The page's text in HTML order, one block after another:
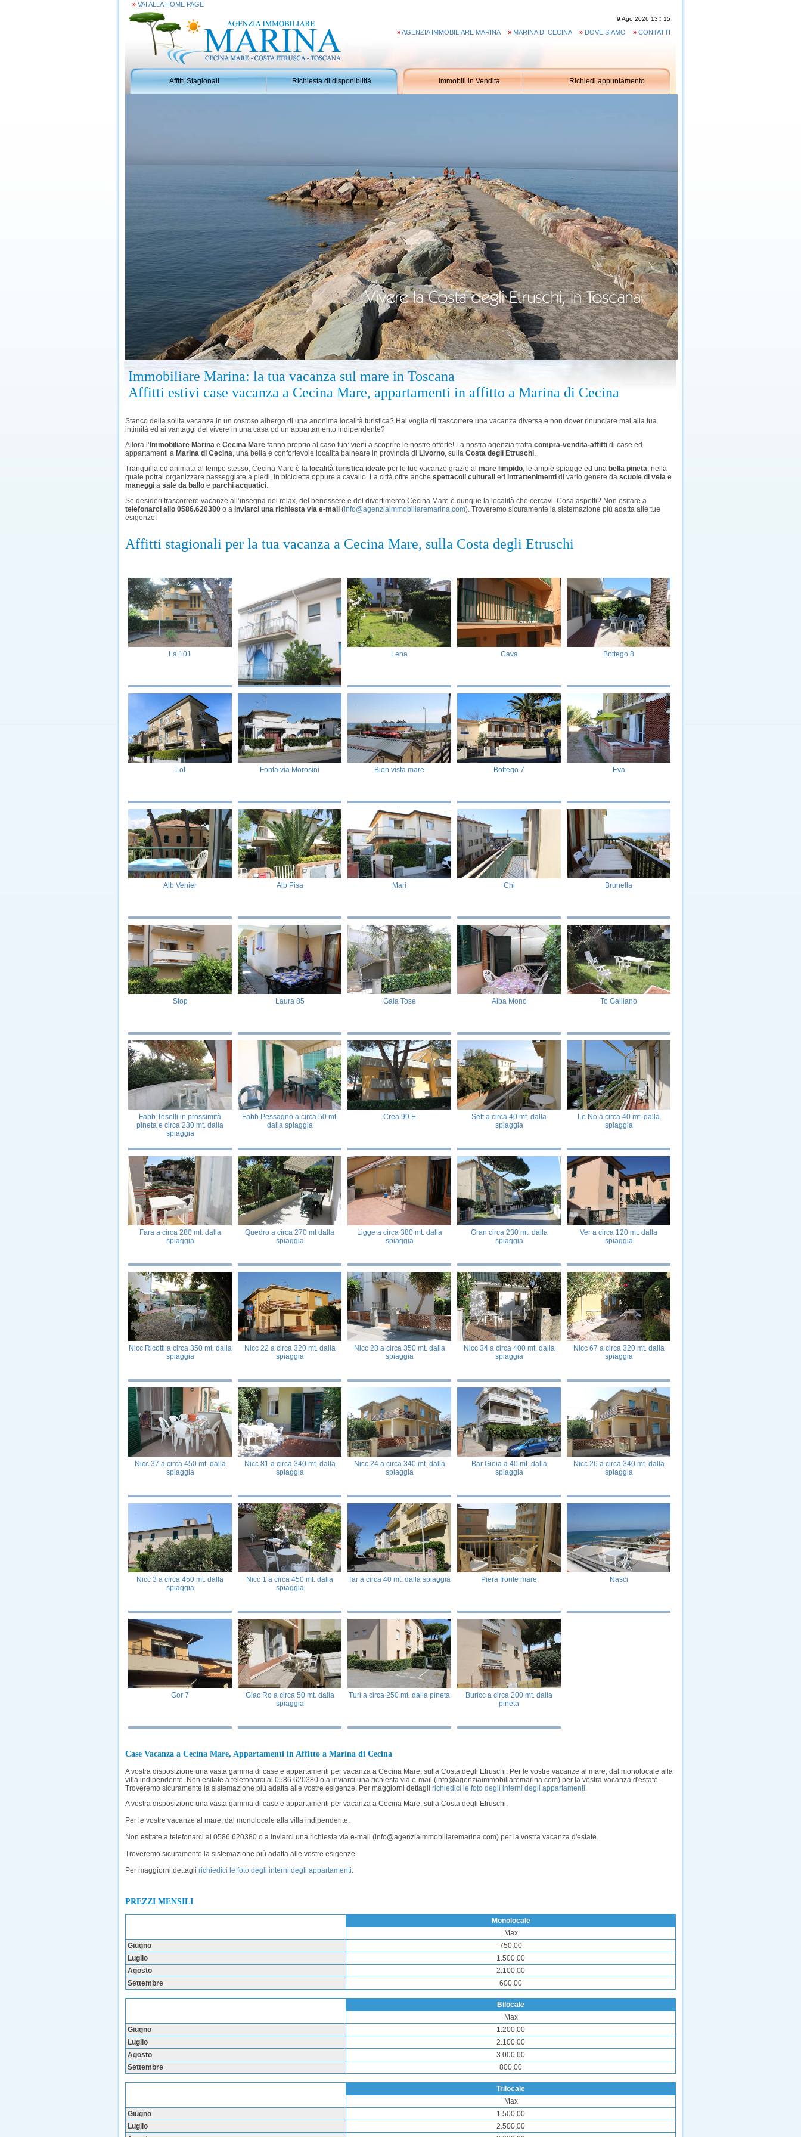
» VAI ALLA HOME PAGE
9 Ago 2026 13 : 15
»AGENZIA IMMOBILIARE MARINA » MARINA DI CECINA » DOVE SIAMO » CONTATTI
Affitti Stagionali Richiesta di disponibilità Immobili in Vendita Richiedi appuntamento
Immobiliare Marina: la tua vacanza sul mare in Toscana
Affitti estivi case vacanza a Cecina Mare, appartamenti in affitto a Marina di Cecina
Stanco della solita vacanza in un costoso albergo di una anonima località turistica? Hai voglia di trascorrere una vacanza diversa e non dover rinunciare mai alla tua
intimità ed ai vantaggi del vivere in una casa od un appartamento indipendente?
Allora l’ Immobiliare Marina e Cecina Mare fanno proprio al caso tuo: vieni a scoprire le nostre offerte! La nostra agenzia tratta compra-vendita-affitti di case ed
appartamenti a Marina di Cecina, una bella e confortevole località balneare in provincia di Livorno, sulla Costa degli Etruschi.
Tranquilla ed animata al tempo stesso, Cecina Mare è la località turistica ideale per le tue vacanze grazie al mare limpido, le ampie spiagge ed una bella pineta, nella
quale potrai organizzare passeggiate a piedi, in bicicletta oppure a cavallo. La città offre anche spettacoli culturali ed intrattenimenti di vario genere da scuole di vela e
maneggi a sale da ballo e parchi acquatici.
Se desideri trascorrere vacanze all’insegna del relax, del benessere e del divertimento Cecina Mare è dunque la località che cercavi. Cosa aspetti? Non esitare a
telefonarci allo 0586.620380 o a inviarci una richiesta via e-mail (info@agenziaimmobiliaremarina.com). Troveremo sicuramente la sistemazione più adatta alle tue
esigenze!
Affitti stagionali per la tua vacanza a Cecina Mare, sulla Costa degli Etruschi
La 101
Mei
Lena Cava Bottego 8
Lot Fonta via Morosini Bion vista mare Bottego 7 Eva
Alb Venier Alb Pisa Mari Chi Brunella
Stop Laura 85 Gala Tose Alba Mono To Galliano
Fabb Toselli in prossimità
pineta e circa 230 mt. dalla
spiaggia
Fabb Pessagno a circa 50 mt.
dalla spiaggia
Crea 99 E
Sett a circa 40 mt. dalla
spiaggia
Le No a circa 40 mt. dalla
spiaggia
Fara a circa 280 mt. dalla
spiaggia
Quedro a circa 270 mt dalla
spiaggia
Ligge a circa 380 mt. dalla
spiaggia
Gran circa 230 mt. dalla
spiaggia
Ver a circa 120 mt. dalla
spiaggia
Nicc Ricotti a circa 350 mt. dalla
spiaggia
Nicc 22 a circa 320 mt. dalla
spiaggia
Nicc 28 a circa 350 mt. dalla
spiaggia
Nicc 34 a circa 400 mt. dalla
spiaggia
Nicc 67 a circa 320 mt. dalla
spiaggia
Nicc 37 a circa 450 mt. dalla
spiaggia
Nicc 81 a circa 340 mt. dalla
spiaggia
Nicc 24 a circa 340 mt. dalla
spiaggia
Bar Gioia a 40 mt. dalla
spiaggia
Nicc 26 a circa 340 mt. dalla
spiaggia
Nicc 3 a circa 450 mt. dalla
spiaggia
Nicc 1 a circa 450 mt. dalla
spiaggia
Tar a circa 40 mt. dalla spiaggia Piera fronte mare Nasci
Gor 7
Giac Ro a circa 50 mt. dalla
spiaggia
Turi a circa 250 mt. dalla pineta
Buricc a circa 200 mt. dalla
pineta
Case Vacanza a Cecina Mare, Appartamenti in Affitto a Marina di Cecina
A vostra disposizione una vasta gamma di case e appartamenti per vacanza a Cecina Mare, sulla Costa degli Etruschi. Per le vostre vacanze al mare, dal monolocale alla
villa indipendente. Non esitate a telefonarci al 0586.620380 o a inviarci una richiesta via e-mail (info@agenziaimmobiliaremarina.com) per la vostra vacanza d'estate.
Troveremo sicuramente la sistemazione più adatta alle vostre esigenze. Per maggiorni dettagli richiedici le foto degli interni degli appartamenti.
A vostra disposizione una vasta gamma di case e appartamenti per vacanza a Cecina Mare, sulla Costa degli Etruschi.
Per le vostre vacanze al mare, dal monolocale alla villa indipendente.
Non esitate a telefonarci al 0586.620380 o a inviarci una richiesta via e-mail (info@agenziaimmobiliaremarina.com) per la vostra vacanza d'estate.
Troveremo sicuramente la sistemazione più adatta alle vostre esigenze.
Per maggiorni dettagli richiedici le foto degli interni degli appartamenti.
PREZZI MENSILI
Monolocale
Max
Giugno
750,00
Luglio
1.500,00
Agosto
2.100,00
Settembre
600,00
Bilocale
Max
Giugno
1.200,00
Luglio
2.100,00
Agosto
3.000,00
Settembre
800,00
Trilocale
Max
Giugno
1.500,00
Luglio
2.500,00